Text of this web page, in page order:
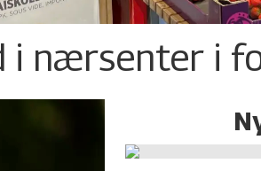
i nærsenter i